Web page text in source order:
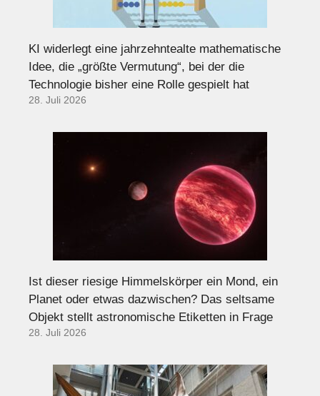
KI widerlegt eine jahrzehntealte mathematische
Idee, die „größte Vermutung“, bei der die
Technologie bisher eine Rolle gespielt hat
28. Juli 2026
Ist dieser riesige Himmelskörper ein Mond, ein
Planet oder etwas dazwischen? Das seltsame
Objekt stellt astronomische Etiketten in Frage
28. Juli 2026